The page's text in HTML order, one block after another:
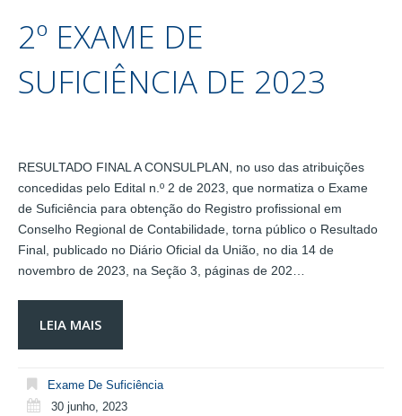
2º EXAME DE
SUFICIÊNCIA DE 2023
RESULTADO FINAL A CONSULPLAN, no uso das atribuições
concedidas pelo Edital n.º 2 de 2023, que normatiza o Exame
de Suficiência para obtenção do Registro profissional em
Conselho Regional de Contabilidade, torna público o Resultado
Final, publicado no Diário Oficial da União, no dia 14 de
novembro de 2023, na Seção 3, páginas de 202…
LEIA MAIS
Exame De Suficiência
30 junho, 2023